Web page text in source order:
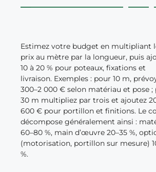
Estimez votre budget en multipliant
prix au mètre par la longueur, puis
10 à 20 % pour poteaux, fixations et
livraison. Exemples : pour 10 m,
300–2 000 € selon matériau et pose ;
30 m multipliez par trois et ajoutez
600 € pour portillon et finitions. Le
décompose généralement ainsi :
60–80 %, main d’œuvre 20–35 %,
(motorisation, portillon sur mesure)
%.